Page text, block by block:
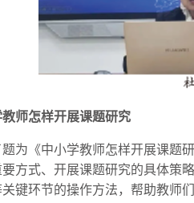
师怎样开展课题研究
为《中小学教师怎样开展课题
方式、开展课题研究的具体策
键环节的操作方法，帮助教师